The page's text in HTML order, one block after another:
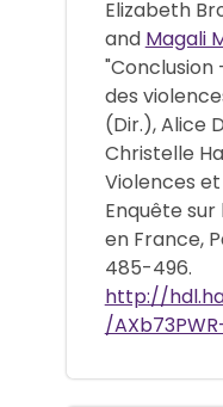
Elizabeth
and Magali
des
(Dir.), Alice
Christelle
Violences
Enquête
en France,
485-496.
http://
/